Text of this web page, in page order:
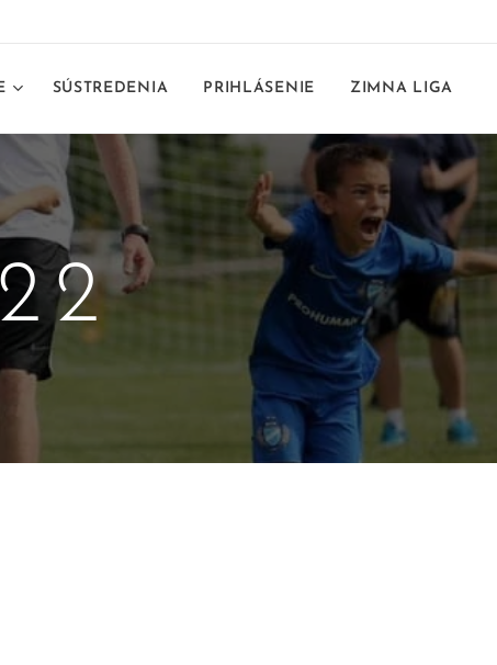
SÚSTREDENIA PRIHLÁSENIE ZIMNA LIGA